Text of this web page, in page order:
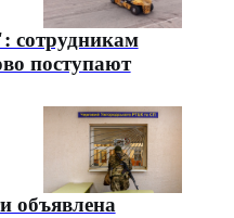
сотрудникам
поступают
объявлена